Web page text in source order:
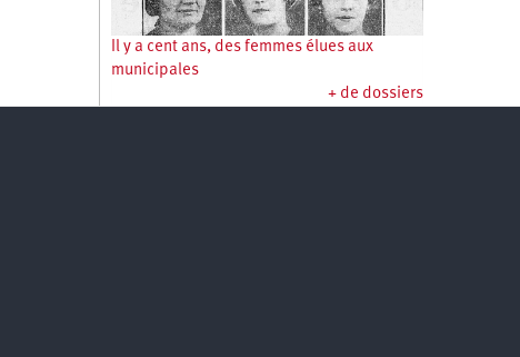
Il y a cent ans, des femmes élues aux
municipales
+ de dossiers